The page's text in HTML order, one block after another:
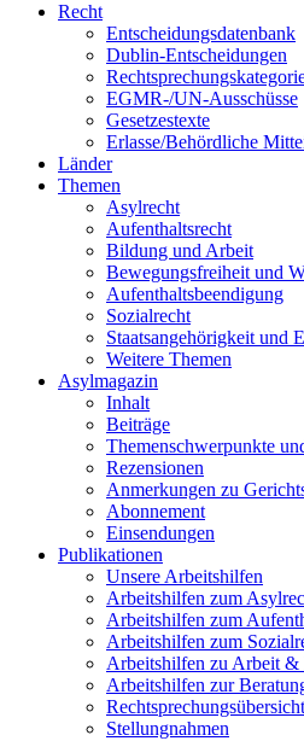
Recht
Entscheidungsdatenbank
Dublin-Entscheidungen
EGMR-/UN-Ausschüsse
Gesetzestexte
Erlasse/Behördliche
Länder
Themen
Asylrecht
Aufenthaltsrecht
Bildung und Arbeit
Bewegungsfreiheit und
Aufenthaltsbeendigung
Sozialrecht
Staatsangehörigkeit und
Weitere Themen
Asylmagazin
Inhalt
Beiträge
Themenschwerpunkte
Rezensionen
Anmerkungen zu
Abonnement
Einsendungen
Publikationen
Unsere Arbeitshilfen
Arbeitshilfen zum
Arbeitshilfen zum
Arbeitshilfen zum
Arbeitshilfen zu Arbeit
Arbeitshilfen zur
Stellungnahmen